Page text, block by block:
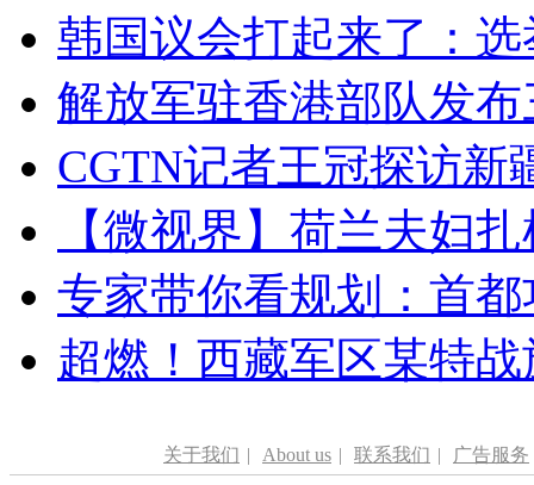
韩国议会打起来了：
解放军驻香港部队发
CGTN记者王冠探访新
【微视界】荷兰夫妇
专家带你看规划：首
超燃！西藏军区某特
关于我们 | About us | 联系我们 | 广告服务